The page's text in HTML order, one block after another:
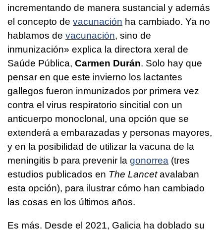
incrementando de manera sustancial y además
el concepto de vacunación ha cambiado. Ya no
hablamos de vacunación, sino de
inmunización» explica la directora xeral de
Saúde Pública, Carmen Durán. Solo hay que
pensar en que este invierno los lactantes
gallegos fueron inmunizados por primera vez
contra el virus respiratorio sincitial con un
anticuerpo monoclonal, una opción que se
extenderá a embarazadas y personas mayores,
y en la posibilidad de utilizar la vacuna de la
meningitis b para prevenir la gonorrea (tres
estudios publicados en The Lancetavalaban
esta opción), para ilustrar cómo han cambiado
las cosas en los últimos años.
Es más. Desde el 2021, Galicia ha doblado su